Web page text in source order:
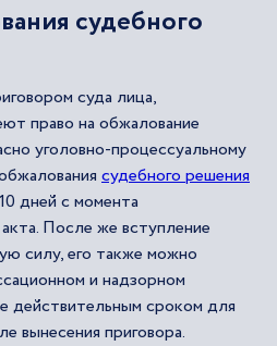
судебного
суда лица,
право на обжалование
уголовно-процессуальному
судебного решения
дней с момента
После же вступление
силу, его также можно
и надзорном
действительным сроком для
вынесения приговора.